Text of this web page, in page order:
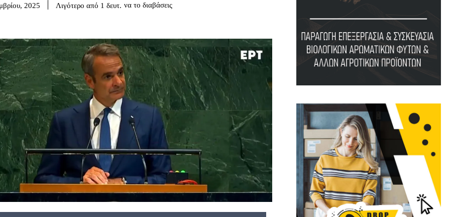
2025 Λιγότερο από 1 δευτ. να το διαβάσεις